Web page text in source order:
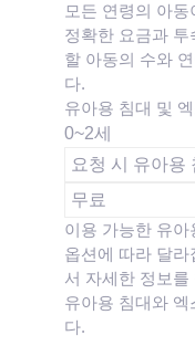
모든 연령의 아
정확한 요금과
할 아동의 수와
다.
유아용 침대 및
0~2세
요청 시 유아용
무료
이용 가능한 유
옵션에 따라 달
서 자세한 정보
유아용 침대와
다.